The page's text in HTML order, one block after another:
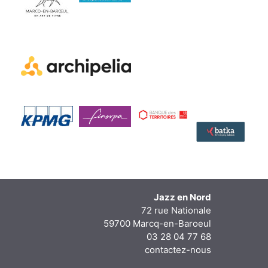
Jazz en Nord
72 rue Nationale
59700 Marcq-en-Baroeul
03 28 04 77 68
contactez-nous